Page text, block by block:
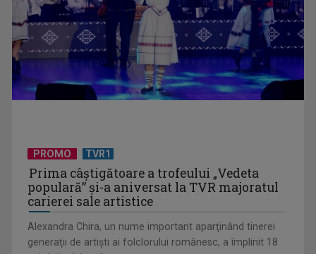
UNTOLD ONE, la Cluj-Napoca | VIDEO
PROMO TVR1
Prima câştigătoare a trofeului „Vedeta
populară” şi-a aniversat la TVR majoratul
carierei sale artistice
Alexandra Chira, un nume important aparţinând tinerei
generaţii de artişti ai folclorului românesc, a împlinit 18